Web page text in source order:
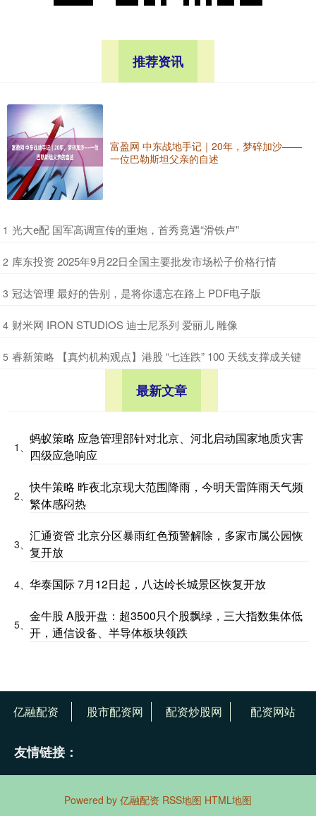
推荐资讯
富盈网 中东战地手记｜20年，梦碎加沙——
一位巴勒斯坦父亲的自述
1 ​光大e配 国军高调宣传的重炮，首秀竟遇“滑铁卢”
2 ​库东投资 2025年9月22日全国主要批发市场松子价格行情
3 ​冠达管理 最好的告别，是将你遗忘在路上 PDF电子版
4 ​财米网 IRON STUDIOS 迪士尼系列 爱丽儿 雕像
5 ​睿新策略 【真灼机构观点】港股 “七连跌” 100 天线支撑成关键
最新文章
1、
蚂蚁策略 应急管理部针对北京、河北启动国家地质灾害
四级应急响应
2、
快牛策略 昨夜北京现大范围降雨，今明天雷阵雨天气频
繁体感闷热
3、
汇通资管 北京分区暴雨红色预警解除，多家市属公园恢
复开放
4、 华泰国际 7月12日起，八达岭长城景区恢复开放
5、
金牛股 A股开盘：超3500只个股飘绿，三大指数集体低
开，通信设备、半导体板块领跌
亿融配资 股市配资网 配资炒股网 配资网站
友情链接：
Powered by 亿融配资 RSS地图 HTML地图